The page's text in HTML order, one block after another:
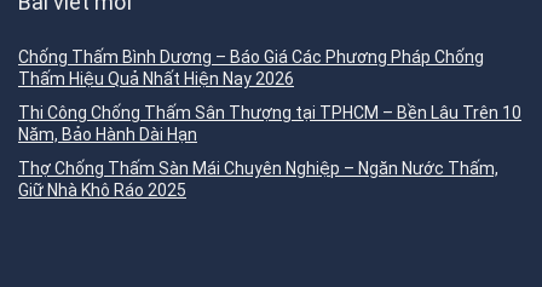
Chống Thấm Bình Dương – Báo Giá Các Phương Pháp Chống
Thấm Hiệu Quả Nhất Hiện Nay 2026
Thi Công Chống Thấm Sân Thượng tại TPHCM – Bền Lâu Trên 10
Năm, Bảo Hành Dài Hạn
Thợ Chống Thấm Sàn Mái Chuyên Nghiệp – Ngăn Nước Thấm,
Giữ Nhà Khô Ráo 2025